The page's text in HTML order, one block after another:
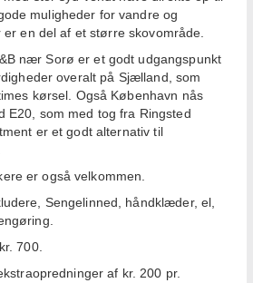
muligheder for vandre og
en del af et større skovområde.
nær Sorø er et godt udgangspunkt
overalt på Sjælland, som
kørsel. Også København nås
E20, som med tog fra Ringsted
er et godt alternativ til
er også velkommen.
Sengelinned, håndklæder, el,
700.
af kr. 200 pr.